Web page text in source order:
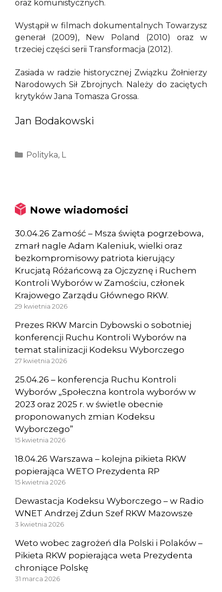
oraz komunistycznych.
Wystąpił w filmach dokumentalnych Towarzysz
generał (2009), New Poland (2010) oraz w
trzeciej części serii Transformacja (2012).
Zasiada w radzie historycznej Związku Żołnierzy
Narodowych Sił Zbrojnych. Należy do zaciętych
krytyków Jana Tomasza Grossa.
Jan Bodakowski
Kategorie
Polityka, L
Nowe wiadomości
30.04.26 Zamość – Msza święta pogrzebowa,
zmarł nagle Adam Kaleniuk, wielki oraz
bezkompromisowy patriota kierujący
Krucjatą Różańcową za Ojczyznę i Ruchem
Kontroli Wyborów w Zamościu, członek
Krajowego Zarządu Głównego RKW.
29 kwietnia 2026
Prezes RKW Marcin Dybowski o sobotniej
konferencji Ruchu Kontroli Wyborów na
temat stalinizacji Kodeksu Wyborczego
27 kwietnia 2026
25.04.26 – konferencja Ruchu Kontroli
Wyborów „Społeczna kontrola wyborów w
2023 oraz 2025 r. w świetle obecnie
proponowanych zmian Kodeksu
Wyborczego”
15 kwietnia 2026
18.04.26 Warszawa – kolejna pikieta RKW
popierająca WETO Prezydenta RP
15 kwietnia 2026
Dewastacja Kodeksu Wyborczego – w Radio
WNET Andrzej Zdun Szef RKW Mazowsze
3 kwietnia 2026
Weto wobec zagrożeń dla Polski i Polaków –
Pikieta RKW popierająca weta Prezydenta
chroniące Polskę
31 marca 2026